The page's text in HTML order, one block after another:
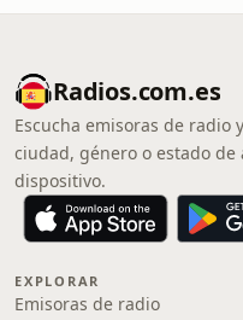
Radios.com.es
Escucha emisoras de radio
ciudad, género o estado
dispositivo.
EXPLORAR
Emisoras de radio